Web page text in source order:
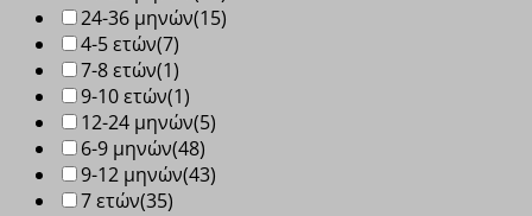
24-36 μηνών(15)
4-5 ετών(7)
7-8 ετών(1)
9-10 ετών(1)
12-24 μηνών(5)
6-9 μηνών(48)
9-12 μηνών(43)
7 ετών(35)